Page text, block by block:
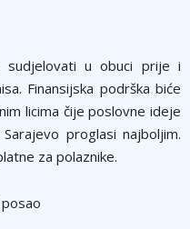
sudjelovati u obuci prije i
Finansijska podrška biće
licima čije poslovne ideje
proglasi najboljim.
za polaznike.